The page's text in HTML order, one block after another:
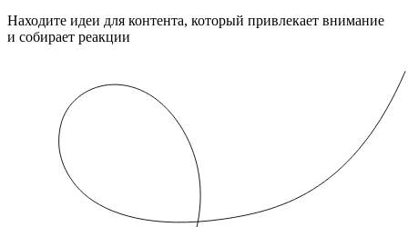
Находите идеи для контента, который привлекает внимание
и собирает реакции